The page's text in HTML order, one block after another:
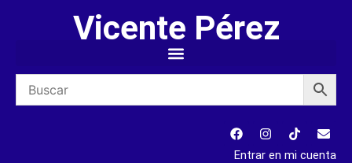
Vicente Pérez
Entrar en mi cuenta